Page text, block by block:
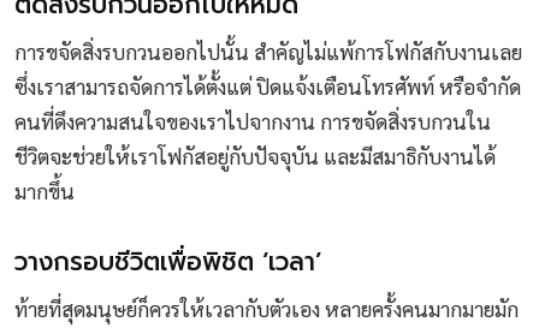
การขจัดสิ่งรบกวนออกไปนั้น สำคัญไม่แพ้การโฟกัสกับงานเลย
ซึ่งเราสามารถจัดการได้ตั้งแต่ ปิดแจ้งเตือนโทรศัพท์ หรือจำกัด
คนที่ดึงความสนใจของเราไปจากงาน การขจัดสิ่งรบกวนใน
ชีวิตจะช่วยให้เราโฟกัสอยู่กับปัจจุบัน และมีสมาธิกับงานได้
มากขึ้น
วางกรอบชีวิตเพื่อพิชิต ‘เวลา’
ท้ายที่สุดมนุษย์ก็ควรให้เวลากับตัวเอง หลายครั้งคนมากมายมัก